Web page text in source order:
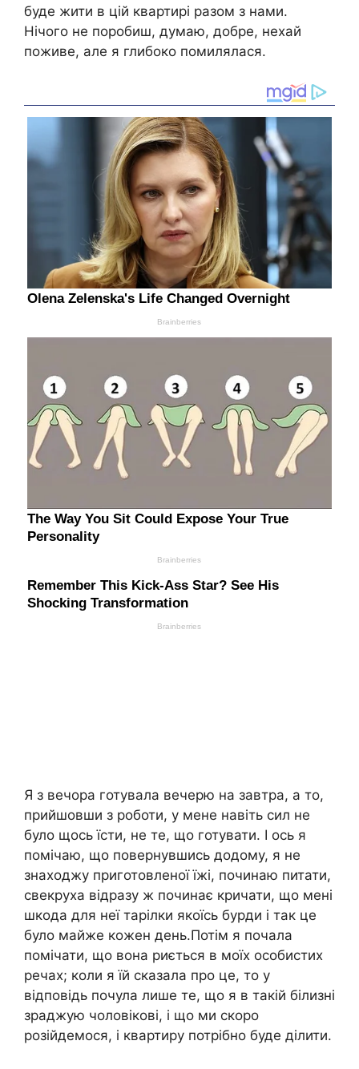
буде жити в цій квартирі разом з нами.
Нічого не поробиш, думаю, добре, нехай
поживе, але я глибоко помилялася.
Я з вечора готувала вечерю на завтра, а то,
прийшовши з роботи, у мене навіть сил не
було щось їсти, не те, що готувати. І ось я
помічаю, що повернувшись додому, я не
знаходжу приготовленої їжі, починаю питати,
свекруха відразу ж починає кричати, що мені
шкода для неї тарілки якоїсь бурди і так це
було майже кожен день.Потім я почала
помічати, що вона риється в моїх особистих
речах; коли я їй сказала про це, то у
відповідь почула лише те, що я в такій білизні
зраджую чоловікові, і що ми скоро
розійдемося, і квартиру потрібно буде ділити.